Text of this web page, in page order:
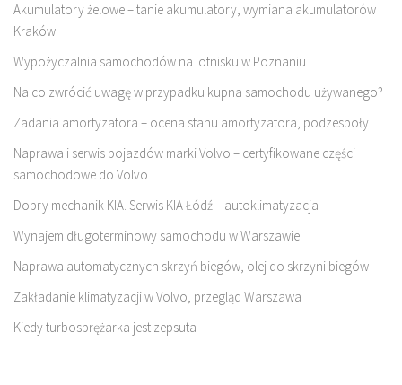
Akumulatory żelowe – tanie akumulatory, wymiana akumulatorów
Kraków
Wypożyczalnia samochodów na lotnisku w Poznaniu
Na co zwrócić uwagę w przypadku kupna samochodu używanego?
Zadania amortyzatora – ocena stanu amortyzatora, podzespoły
Naprawa i serwis pojazdów marki Volvo – certyfikowane części
samochodowe do Volvo
Dobry mechanik KIA. Serwis KIA Łódź – autoklimatyzacja
Wynajem długoterminowy samochodu w Warszawie
Naprawa automatycznych skrzyń biegów, olej do skrzyni biegów
Zakładanie klimatyzacji w Volvo, przegląd Warszawa
Kiedy turbosprężarka jest zepsuta